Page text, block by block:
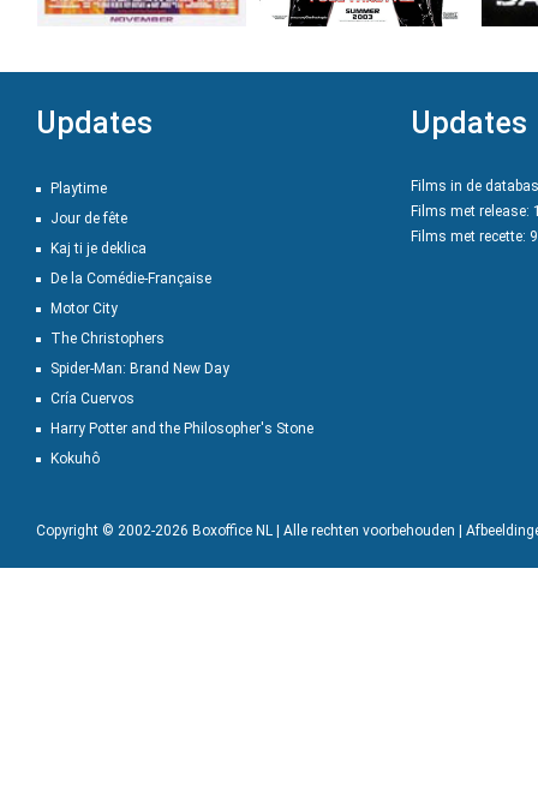
Updates
Playtime
Jour de fête
Kaj ti je deklica
De la Comédie-Française
Motor City
The Christophers
Spider-Man: Brand New Day
Cría Cuervos
Harry Potter and the Philosopher's Stone
Kokuhô
Updates
Films in de
Films met release:
Films met recette:
Copyright © 2002-2026 Boxoffice NL | Alle rechten voorbehouden |